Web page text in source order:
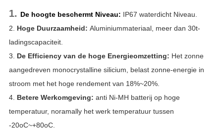
1. De hoogte beschermt Niveau: IP67 waterdicht Niveau.
2. Hoge Duurzaamheid: Aluminiummateriaal, meer dan 30t-
ladingscapaciteit.
3. De Efficiency van de hoge Energieomzetting: Het zonne
aangedreven monocrystalline silicium, belast zonne-energie in
stroom met het hoge rendement van 18%~20%.
4. Betere Werkomgeving: anti Ni-MH batterij op hoge
temperatuur, noramally het werk temperatuur tussen
-20oC~+80oC.